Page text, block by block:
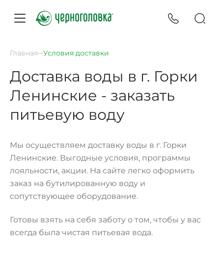
Главная Условия доставки
Доставка воды в г. Горки
Ленинские - заказать
питьевую воду
Мы осуществляем доставку воды в г. Горки
Ленинские. Выгодные условия, программы
лояльности, акции. На сайте легко оформить
заказ на бутилированную воду и
сопутствующее оборудование.
Готовы взять на себя заботу о том, чтобы у вас
всегда была чистая питьевая вода.